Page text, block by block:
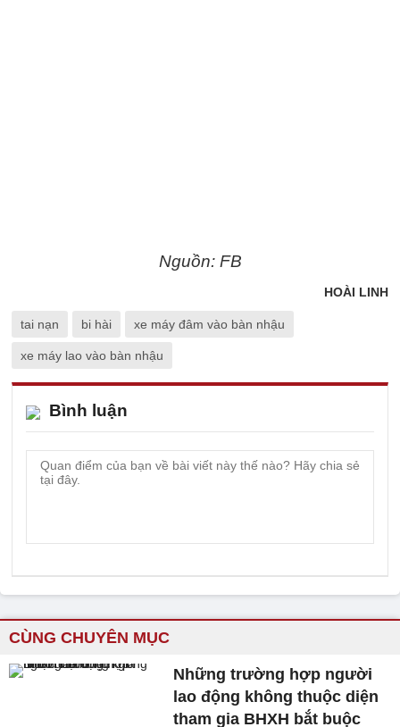
Nguồn: FB
HOÀI LINH
tai nạn bi hài xe máy đâm vào bàn nhậu
xe máy lao vào bàn nhậu
Bình luận
CÙNG CHUYÊN MỤC
Những trường hợp người
lao động không thuộc diện
tham gia BHXH bắt buộc